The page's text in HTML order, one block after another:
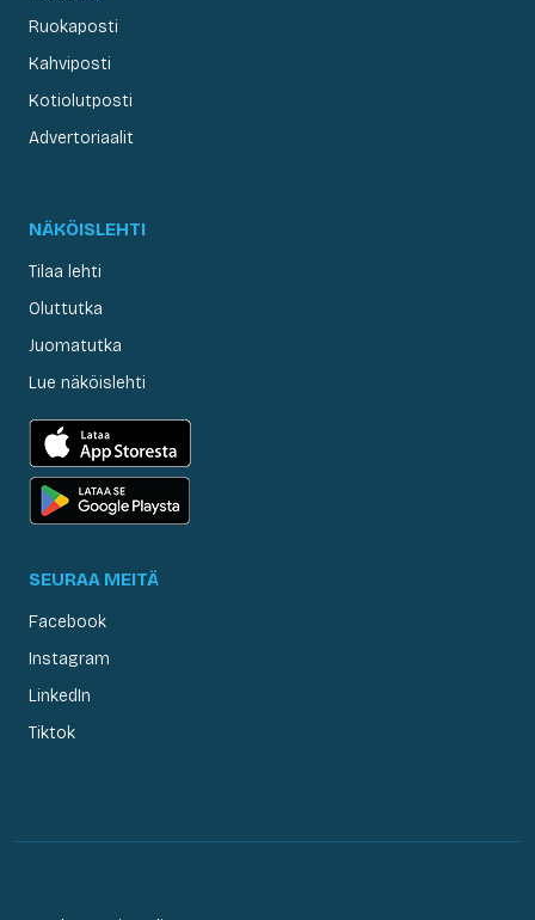
Ruokaposti
Kahviposti
Kotiolutposti
Advertoriaalit
NÄKÖISLEHTI
Tilaa lehti
Oluttutka
Juomatutka
Lue näköislehti
SEURAA MEITÄ
Facebook
Instagram
LinkedIn
Tiktok